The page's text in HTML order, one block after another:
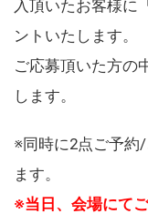
入頂いたお客様に
ントいたします。
ご応募頂いた方の
します。
※同時に2点ご予約
ます。
※当日、会場にて